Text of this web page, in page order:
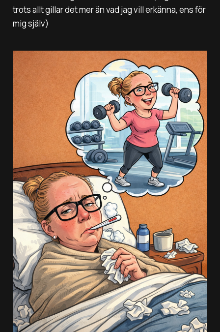
trots allt gillar det mer än vad jag vill erkänna, ens för
mig själv)